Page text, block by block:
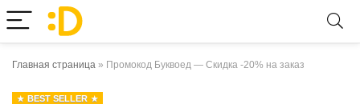
Главная страница » Промокод Буквоед — Скидка -20% на заказ
BEST SELLER